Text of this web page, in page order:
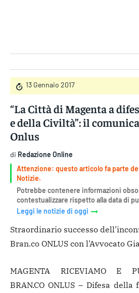
13 Gennaio 2017
“La Città di Magenta a
e della Civiltà”: il
Onlus
di Redazione Online
Attenzione: questo articolo fa parte
Notizie.
Potrebbe contenere informazioni
contestualizzare rispetto alla data di
Leggi le notizie di oggi
Straordinario successo
Bran.co ONLUS con l’Avvocato
MAGENTA RICEVIAMO E
BRAN.CO ONLUS – Difesa